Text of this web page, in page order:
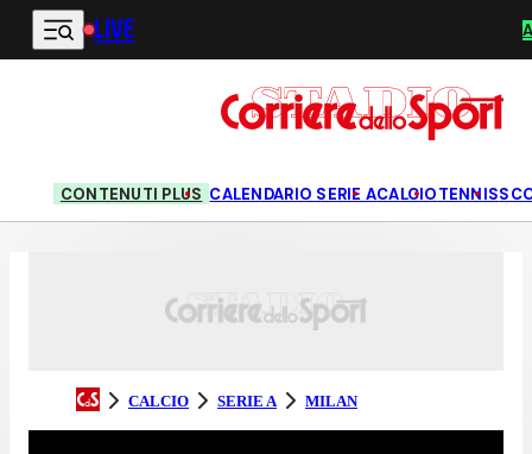
Vai al contenuto principale
LIVE
CONTENUTI PLUS CALENDARIO SERIE ACALCIOTENNIS
CALCIO SERIE A MILAN